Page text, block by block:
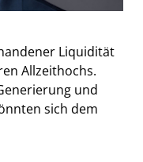
Liquidität
Allzeithochs.
und
sich dem